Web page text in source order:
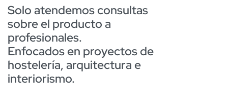
Solo atendemos consultas
sobre el producto a
profesionales.
Enfocados en proyectos de
hostelería, arquitectura e
interiorismo.